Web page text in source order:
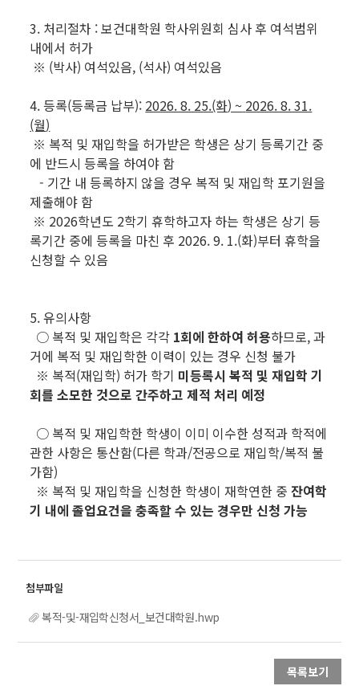
3. 처리절차 : 보건대학원 학사위원회 심사 후 여석범위
내에서 허가
※ (박사) 여석있음, (석사) 여석있음
4. 등록(등록금 납부): 2026. 8. 25.(화) ~ 2026. 8. 31.
(월)
※ 복적 및 재입학을 허가받은 학생은 상기 등록기간 중
에 반드시 등록을 하여야 함
- 기간 내 등록하지 않을 경우 복적 및 재입학 포기원을
제출해야 함
※ 2026학년도 2학기 휴학하고자 하는 학생은 상기 등
록기간 중에 등록을 마친 후 2026. 9. 1.(화)부터 휴학을
신청할 수 있음
5. 유의사항
○ 복적 및 재입학은 각각 1회에 한하여 허용하므로, 과
거에 복적 및 재입학한 이력이 있는 경우 신청 불가
※ 복적(재입학) 허가 학기 미등록시 복적 및 재입학 기
회를 소모한 것으로 간주하고 제적 처리 예정
○ 복적 및 재입학한 학생이 이미 이수한 성적과 학적에
관한 사항은 통산함(다른 학과/전공으로 재입학/복적 불
가함)
※ 복적 및 재입학을 신청한 학생이 재학연한 중잔여학
기 내에 졸업요건을 충족할 수 있는 경우만 신청 가능
복적-및-재입학신청서_보건대학원.hwp
목록보기